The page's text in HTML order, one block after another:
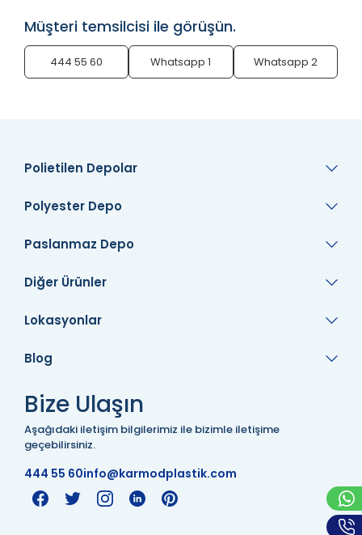
Müşteri temsilcisi ile görüşün.
444 55 60 Whatsapp 1 Whatsapp 2
Polietilen Depolar
Polyester Depo
Paslanmaz Depo
Diğer Ürünler
Lokasyonlar
Bize Ulaşın
Aşağıdaki iletişim bilgilerimiz ile bizimle iletişime
geçebilirsiniz.
444 55 60info@karmodplastik.com
Blog